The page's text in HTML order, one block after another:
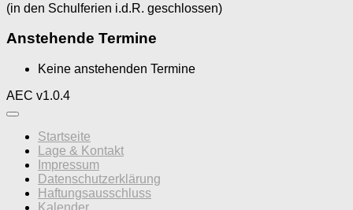
(in den Schulferien i.d.R. geschlossen)
Anstehende Termine
Keine anstehenden Termine
AEC v1.0.4
Startseite
Lage & Kontakt
Impressum
Datenschutzerklärung
Haftungsausschluss
Kalender